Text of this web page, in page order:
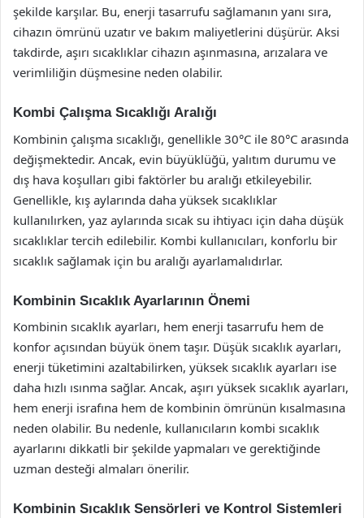
şekilde karşılar. Bu, enerji tasarrufu sağlamanın yanı sıra,
cihazın ömrünü uzatır ve bakım maliyetlerini düşürür. Aksi
takdirde, aşırı sıcaklıklar cihazın aşınmasına, arızalara ve
verimliliğin düşmesine neden olabilir.
Kombi Çalışma Sıcaklığı Aralığı
Kombinin çalışma sıcaklığı, genellikle 30°C ile 80°C arasında
değişmektedir. Ancak, evin büyüklüğü, yalıtım durumu ve
dış hava koşulları gibi faktörler bu aralığı etkileyebilir.
Genellikle, kış aylarında daha yüksek sıcaklıklar
kullanılırken, yaz aylarında sıcak su ihtiyacı için daha düşük
sıcaklıklar tercih edilebilir. Kombi kullanıcıları, konforlu bir
sıcaklık sağlamak için bu aralığı ayarlamalıdırlar.
Kombinin Sıcaklık Ayarlarının Önemi
Kombinin sıcaklık ayarları, hem enerji tasarrufu hem de
konfor açısından büyük önem taşır. Düşük sıcaklık ayarları,
enerji tüketimini azaltabilirken, yüksek sıcaklık ayarları ise
daha hızlı ısınma sağlar. Ancak, aşırı yüksek sıcaklık ayarları,
hem enerji israfına hem de kombinin ömrünün kısalmasına
neden olabilir. Bu nedenle, kullanıcıların kombi sıcaklık
ayarlarını dikkatli bir şekilde yapmaları ve gerektiğinde
uzman desteği almaları önerilir.
Kombinin Sıcaklık Sensörleri ve Kontrol Sistemleri